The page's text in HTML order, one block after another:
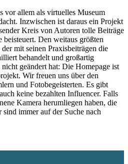
vor allem als virtuelles Museum
Inzwischen ist daraus ein Projekt
Kreis von Autoren tolle Beiträge
Den weitaus größten
mit seinen Praxisbeiträgen die
behandelt und großartig
geändert hat: Die Homepage ist
Wir freuen uns über den
und Fotobegeisterten. Es gibt
keine bezahlten Influencer. Falls
Kamera herumliegen haben, die
immer auf der Suche nach